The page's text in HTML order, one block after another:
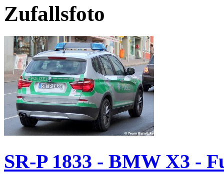
Zufallsfoto
SR-P 1833 - BMW X3 -